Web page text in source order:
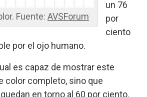
Fuente: AVSForum
un 76
por
ciento
por el ojo humano.
es capaz de mostrar este
color completo, sino que
en torno al 60 por ciento.